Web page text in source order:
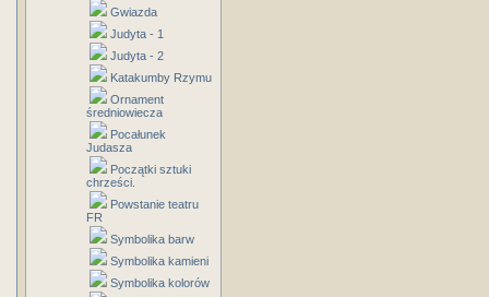
Gwiazda
Judyta - 1
Judyta - 2
Katakumby Rzymu
Ornament
średniowiecza
Pocałunek
Judasza
Początki sztuki
chrześci.
Powstanie teatru
FR
Symbolika barw
Symbolika kamieni
Symbolika kolorów